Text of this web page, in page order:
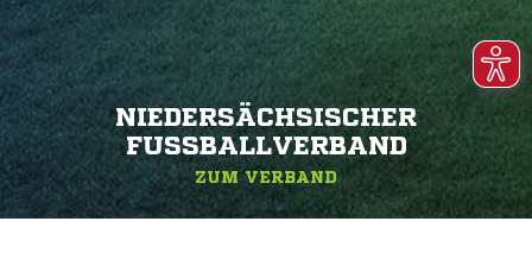
NIEDERSÄCHSISCHER
FUSSBALLVERBAND
ZUM VERBAND